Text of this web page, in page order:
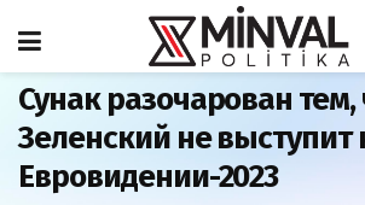
Главная
Сунак разочарован тем,
Зеленский не выступит
Евровидении-2023